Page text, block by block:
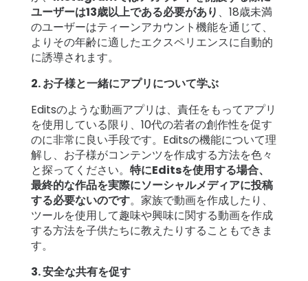
ユーザーは13歳以上である必要があり 、18歳未満
のユーザーはティーンアカウント機能を通じて、
よりその年齢に適したエクスペリエンスに自動的
に誘導されます。
2. お子様と一緒にアプリについて学ぶ
Editsのような動画アプリは、責任をもってアプリ
を使用している限り、10代の若者の創作性を促す
のに非常に良い手段です。Editsの機能について理
解し、お子様がコンテンツを作成する方法を色々
と探ってください。 特にEditsを使用する場合、
最終的な作品を実際にソーシャルメディアに投稿
する必要ないのです。家族で動画を作成したり、
ツールを使用して趣味や興味に関する動画を作成
する方法を子供たちに教えたりすることもできま
す。
3. 安全な共有を促す